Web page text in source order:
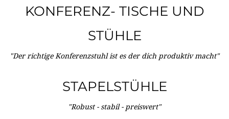
KONFERENZ- TISCHE UND
STÜHLE
"Der richtige Konferenzstuhl ist es der dich produktiv macht"
STAPELSTÜHLE
"Robust - stabil - preiswert"